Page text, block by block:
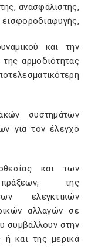
ανασφάλιστης,
και την
αρμοδιότητας
συστημάτων
για τον έλεγχο
και των
πράξεων, της
ελεγκτικών
αλλαγών σε
συμβάλλουν στην
ή και της μερικά